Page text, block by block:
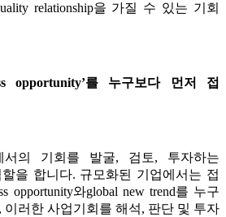
relationship을 가질 수 있는 기회
opportunity’를 누구보다 먼저
접
서의 기회를 발굴, 검토, 투자하는
할을 합니다. 규모화된 기업에서는 접
opportunity와global new trend를 누구
이러한 사업기회를 해석, 판단 및 투자